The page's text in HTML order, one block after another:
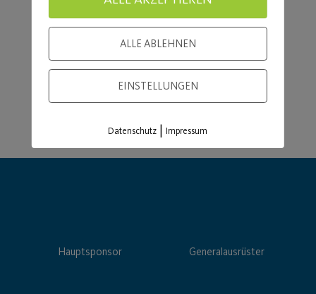
Hauptsponsor Generalausrüster
ALLE ABLEHNEN
EINSTELLUNGEN
Datenschutz |Impressum